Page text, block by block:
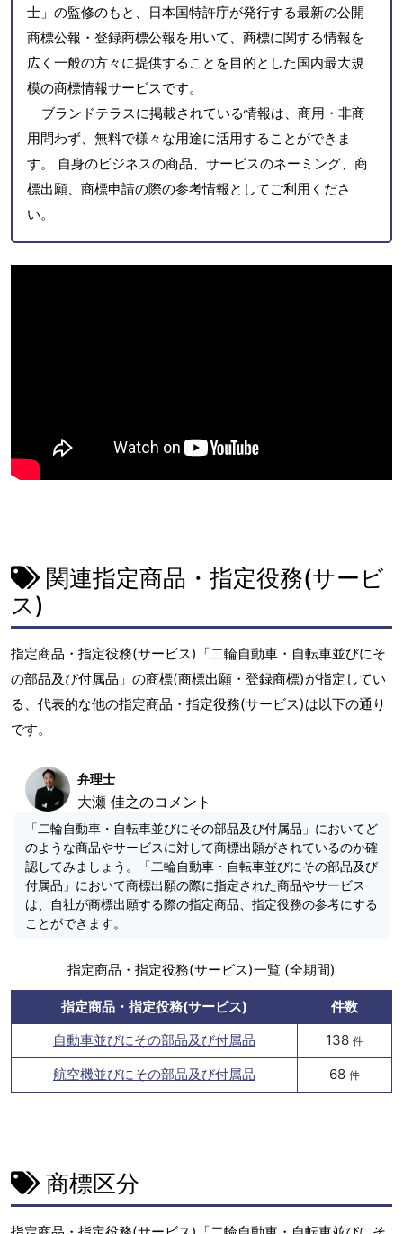
士」の監修のもと、日本国特許庁が発行する最新の公開
商標公報・登録商標公報を用いて、商標に関する情報を
広く一般の方々に提供することを目的とした国内最大規
模の商標情報サービスです。
ブランドテラスに掲載されている情報は、商用・非商
用問わず、無料で様々な用途に活用することができま
す。 自身のビジネスの商品、サービスのネーミング、商
標出願、商標申請の際の参考情報としてご利用くださ
い。
関連指定商品・指定役務(サービ
ス)
指定商品・指定役務(サービス)「二輪自動車・自転車並びにそ
の部品及び付属品」の商標(商標出願・登録商標)が指定してい
る、代表的な他の指定商品・指定役務(サービス)は以下の通り
です。
弁理士
大瀬 佳之のコメント
「二輪自動車・自転車並びにその部品及び付属品」においてど
のような商品やサービスに対して商標出願がされているのか確
認してみましょう。「二輪自動車・自転車並びにその部品及び
付属品」において商標出願の際に指定された商品やサービス
は、自社が商標出願する際の指定商品、指定役務の参考にする
ことができます。
指定商品・指定役務(サービス)一覧 (全期間)
指定商品・指定役務(サービス)
件数
自動車並びにその部品及び付属品
138 件
航空機並びにその部品及び付属品 68 件
商標区分